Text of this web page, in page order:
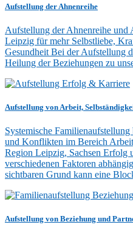
Aufstellung der Ahnenreihe
Aufstellung der Ahnenreihe
Leipzig für mehr Selbstliebe,
Gesundheit Bei der Aufstellung
Heilung der Beziehungen zu
Aufstellung von Arbeit,
Systemische
und Konflikten im Bereich
Region Leipzig, Sachsen Erfolg
verschiedenen Faktoren
sichtbaren Grund kann eine
Aufstellung von Beziehung und